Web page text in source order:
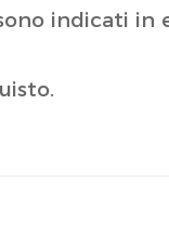
indicati in